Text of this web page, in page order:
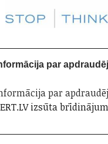
par
par
izsūta